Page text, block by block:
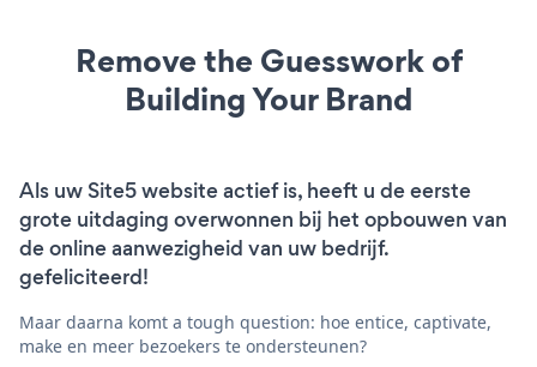
Remove the Guesswork of
Building Your Brand
Als uw Site5 website actief is, heeft u de eerste
grote uitdaging overwonnen bij het opbouwen van
de online aanwezigheid van uw bedrijf.
gefeliciteerd!
Maar daarna komt a tough question: hoe entice, captivate,
make en meer bezoekers te ondersteunen?